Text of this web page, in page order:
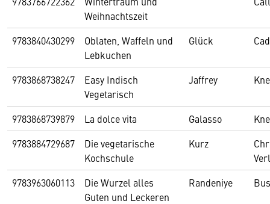
Weihnachtszeit
9783840430299
Oblaten, Waffeln und
Lebkuchen
Glück
9783868738247
Easy Indisch
Vegetarisch
Jaffrey
9783868739879 La dolce vita Galasso
9783884729687
Die vegetarische
Kochschule
Kurz
9783963060113
Die Wurzel alles
Guten und Leckeren
Randeniye